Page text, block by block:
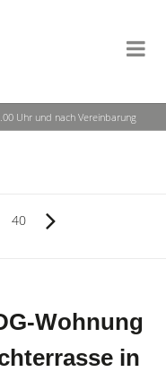
Uhr und nach Vereinbarung
40
Wohnung
in